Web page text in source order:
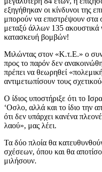
εξηγήθηκαν οι κίνδυνοι της
μπορούν να επιστρέψουν στα
μεταξύ άλλων 135 ακουστικά
κατασκευή βομβών!
Μιλώντας στον «Κ.τ.Ε.» ο
προς το παρόν δεν
πρέπει να θεωρηθεί
αντιμετωπίσουν τους
Ο ίδιος υποστήριξε ότι το
‘Οσλο, αλλά και το ίδιο την
ότι δεν υπάρχει κανένα
λαού», μας λέει.
Τα δύο πλοία θα
σχέσεων, όπου και θα
μιλήσουν.